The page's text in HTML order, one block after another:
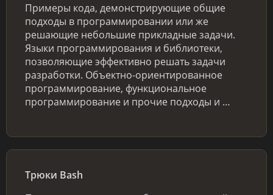
Примеры кода, демонстрирующие общие
подходы в программировании или же
решающие небольшие прикладные задачи.
Языки программирования и библиотеки,
позволяющие эффективно решать задачи
разработки. Объектно-ориентированное
программирование, функциональное
программирование и прочие подходы и …
Трюки Bash